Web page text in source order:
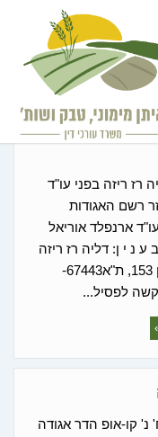
יצחק נ' דליה רז ריזה בפני עו"ד
תיק בוררות 2460/73/02 עוזר רשם האגודות
ארנפלד אוריאל
המבקש ו ב ע נ י ן: דליה רז ריזה
ע"י ב"כ עו"ד לידיה תמיר רחוב יגאל אלון 153, ת"א67443-
כספי ואח' נ' קו-אופ הדר אגודה